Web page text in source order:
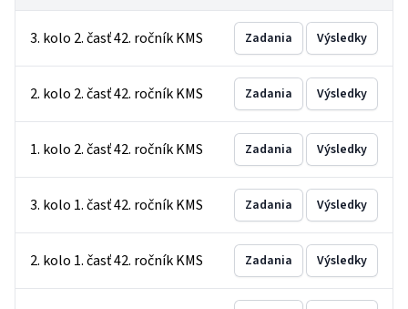
3. kolo 2. časť 42. ročník KMS Zadania Výsledky
2. kolo 2. časť 42. ročník KMS Zadania Výsledky
1. kolo 2. časť 42. ročník KMS Zadania Výsledky
3. kolo 1. časť 42. ročník KMS Zadania Výsledky
2. kolo 1. časť 42. ročník KMS Zadania Výsledky